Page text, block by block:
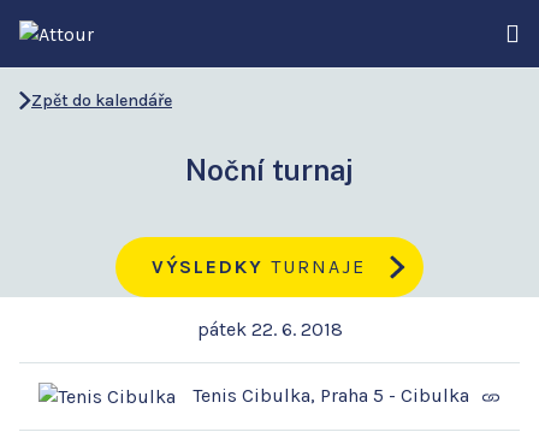
Zpět do kalendáře
Noční turnaj
VÝSLEDKY TURNAJE
pátek 22. 6. 2018
Tenis Cibulka, Praha 5 - Cibulka